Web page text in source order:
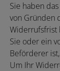
Sie haben
von Gründen
Widerrufsfrist
Sie oder ein
Beförderer
Um Ihr